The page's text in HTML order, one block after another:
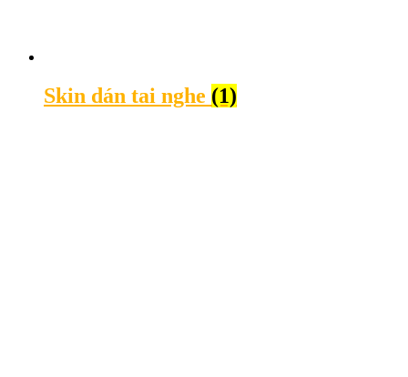
Skin dán tai nghe (1)